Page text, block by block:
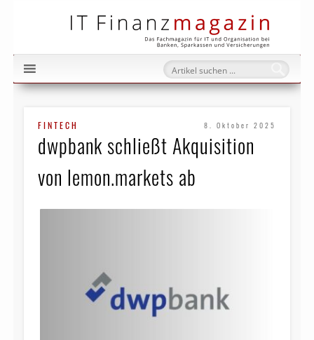
FINTECH 8. Oktober 2025
dwpbank schließt Akquisition
von lemon.markets ab